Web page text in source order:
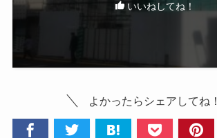
いいねしてね！
よかったらシェアしてね！